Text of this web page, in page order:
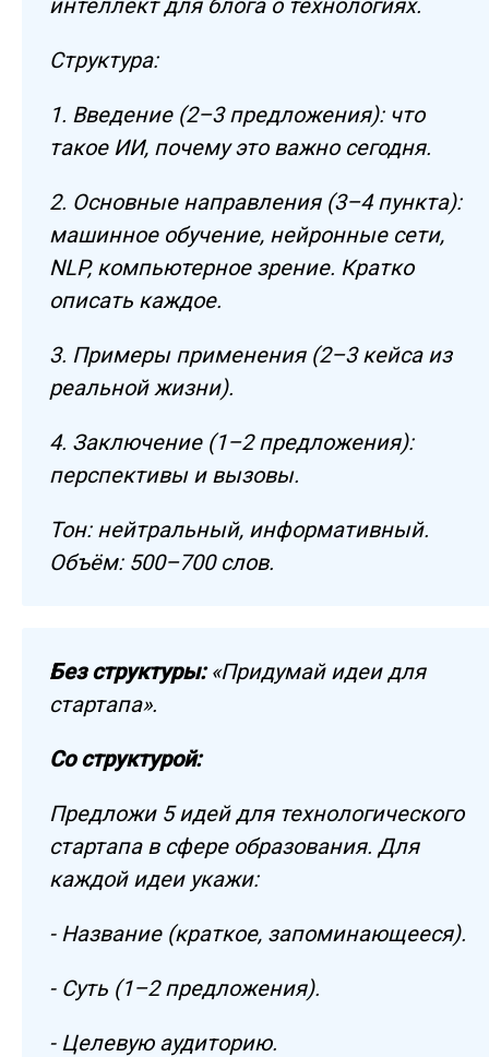
интеллект для блога о технологиях.
Структура:
1. Введение (2–3 предложения): что
такое ИИ, почему это важно сегодня.
2. Основные направления (3–4 пункта):
машинное обучение, нейронные сети,
NLP, компьютерное зрение. Кратко
описать каждое.
3. Примеры применения (2–3 кейса из
реальной жизни).
4. Заключение (1–2 предложения):
перспективы и вызовы.
Тон: нейтральный, информативный.
Объём: 500–700 слов.
Без структуры:«Придумай идеи для
стартапа».
Со структурой:
Предложи 5 идей для технологического
стартапа в сфере образования. Для
каждой идеи укажи:
- Название (краткое, запоминающееся).
- Суть (1–2 предложения).
- Целевую аудиторию.